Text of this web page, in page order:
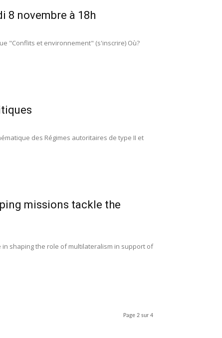
8 novembre à 18h
"Conflits et environnement" (s'inscrire) Où?
des Régimes autoritaires de type II et
missions tackle the
shaping the role of multilateralism in support of
Page 2 sur 4